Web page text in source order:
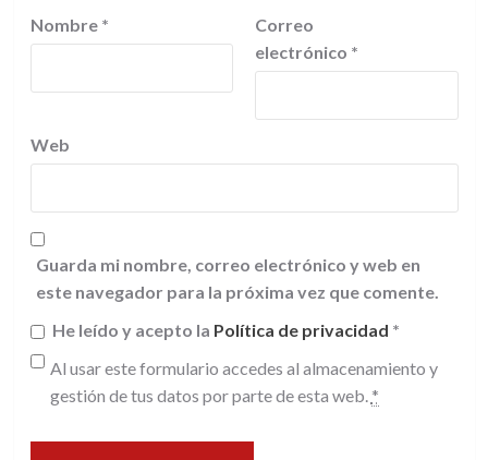
Nombre *
Correo
electrónico *
Web
Guarda mi nombre, correo electrónico y web en
este navegador para la próxima vez que comente.
He leído y acepto la Política de privacidad *
Al usar este formulario accedes al almacenamiento y
gestión de tus datos por parte de esta web. *